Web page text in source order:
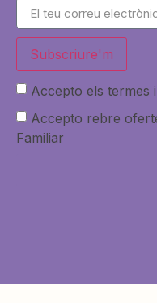
Subscriure'm
Accepto els termes
Accepto rebre
Familiar